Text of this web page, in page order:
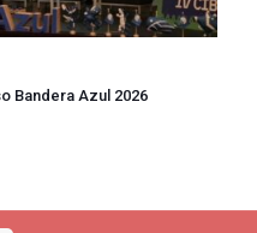
Bandera Azul 2026